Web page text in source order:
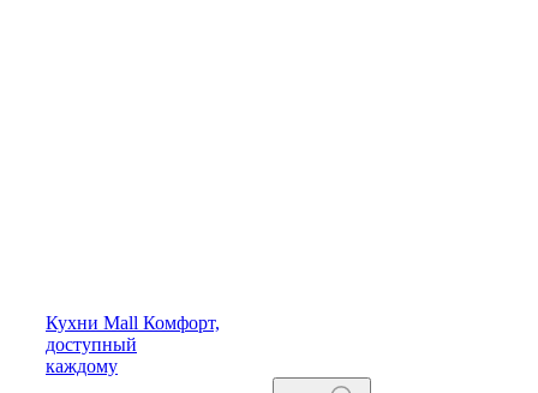
Кухни Mall Комфорт,
доступный
каждому